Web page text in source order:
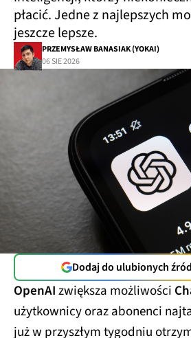
płacić. Jedne z najlepszych
jeszcze lepsze.
PRZEMYSŁAW BANASIAK (YOKAI)
06 SIE 2026
Dodaj do ulubionych
OpenAIzwiększa możliwości
użytkownicy oraz abonenci
już w przyszłym tygodniu